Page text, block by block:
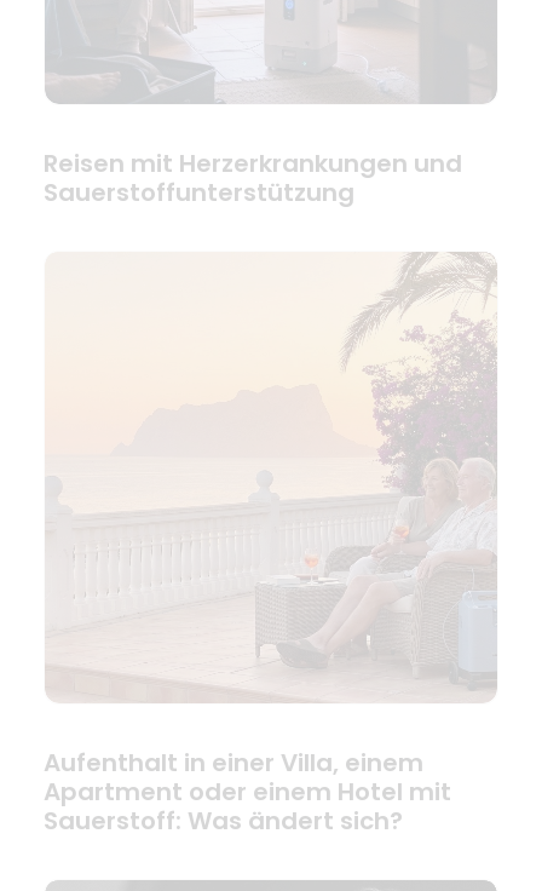
Reisen mit Herzerkrankungen und
Sauerstoffunterstützung
Aufenthalt in einer Villa, einem
Apartment oder einem Hotel mit
Sauerstoff: Was ändert sich?